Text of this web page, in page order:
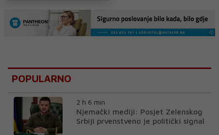
POPULARNO
2 h 6 min
Njemački mediji: Posjet Zelenskog
Srbiji prvenstveno je politički signal